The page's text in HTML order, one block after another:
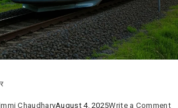
ChaudharyAugust 4, 2025Write a Comment